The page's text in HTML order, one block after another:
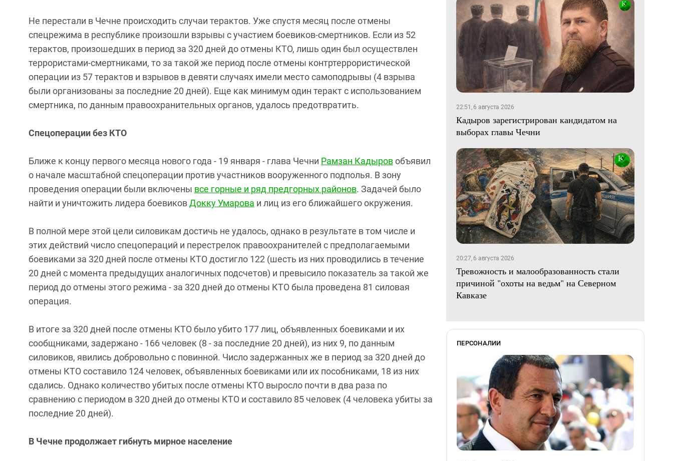
Не перестали в Чечне происходить случаи терактов. Уже спустя месяц после отмены
спецрежима в республике произошли взрывы с участием боевиков-смертников. Если из 52
терактов, произошедших в период за 320 дней до отмены КТО, лишь один был осуществлен
террористами-смертниками, то за такой же период после отмены контртеррористической
операции из 57 терактов и взрывов в девяти случаях имели место самоподрывы (4 взрыва
были организованы за последние 20 дней). Еще как минимум один теракт с использованием
смертника, по данным правоохранительных органов, удалось предотвратить.
Спецоперации без КТО
Ближе к концу первого месяца нового года - 19 января - глава Чечни Рамзан Кадыровобъявил
о начале масштабной спецоперации против участников вооруженного подполья. В зону
проведения операции были включены все горные и ряд предгорных районов. Задачей было
найти и уничтожить лидера боевиковДокку Умарова и лиц из его ближайшего окружения.
В полной мере этой цели силовикам достичь не удалось, однако в результате в том числе и
этих действий число спецопераций и перестрелок правоохранителей с предполагаемыми
боевиками за 320 дней после отмены КТО достигло 122 (шесть из них проводились в течение
20 дней с момента предыдущих аналогичных подсчетов) и превысило показатель за такой же
период до отмены этого режима - за 320 дней до отмены КТО была проведена 81 силовая
операция.
В итоге за 320 дней после отмены КТО было убито 177 лиц, объявленных боевиками и их
сообщниками, задержано - 166 человек (8 - за последние 20 дней), из них 9, по данным
силовиков, явились добровольно с повинной. Число задержанных же в период за 320 дней до
отмены КТО составило 124 человек, объявленных боевиками или их пособниками, 18 из них
сдались. Однако количество убитых после отмены КТО выросло почти в два раза по
сравнению с периодом в 320 дней до отмены КТО и составило 85 человек (4 человека убиты за
последние 20 дней).
В Чечне продолжает гибнуть мирное население
22:51, 6 августа 2026
Кадыров зарегистрирован кандидатом на
выборах главы Чечни
20:27, 6 августа 2026
Тревожность и малообразованность стали
причиной "охоты на ведьм" на Северном
Кавказе
ПЕРСОНАЛИИ